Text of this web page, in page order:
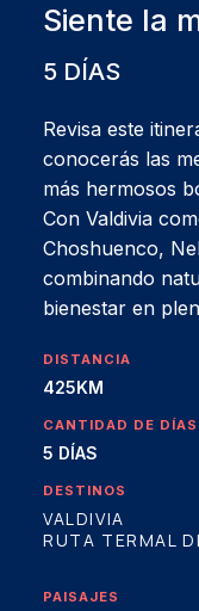
Siente la
5 DÍAS
Revisa este
conocerás las
más hermosos
Con Valdivia
Choshuenco,
combinando
bienestar en
DISTANCIA
425KM
CANTIDAD DE DÍAS
5 DÍAS
DESTINOS
VALDIVIA
RUTA TERMAL
PAISAJES